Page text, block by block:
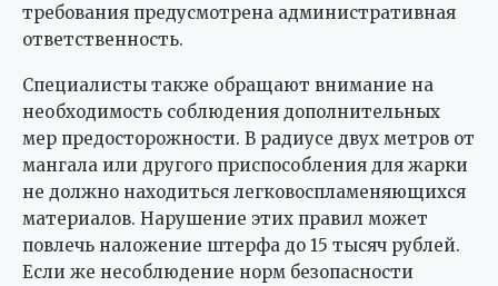
требования предусмотрена административная
ответственность.
Специалисты также обращают внимание на
необходимость соблюдения дополнительных
мер предосторожности. В радиусе двух метров от
мангала или другого приспособления для жарки
не должно находиться легковоспламеняющихся
материалов. Нарушение этих правил может
повлечь наложение штерфа до 15 тысяч рублей.
Если же несоблюдение норм безопасности